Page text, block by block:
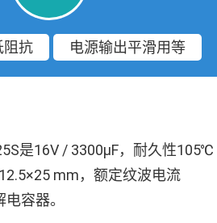
阻抗 电源输出平滑用等
是16V / 3300µF，耐久性105℃
mm，额定纹波电流
容器。